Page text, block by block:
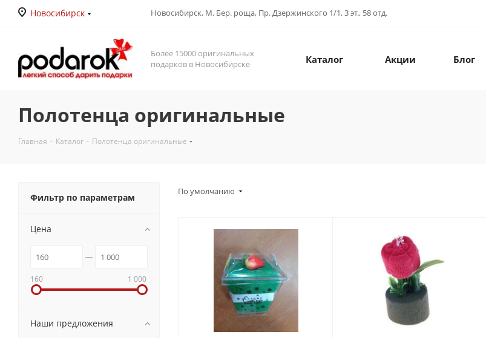
Новосибирск Новосибирск, М. Бер. роща, Пр. Дзержинского 1/1, 3 эт., 58 отд.
Более 15000 оригинальных
подарков в Новосибирске
Каталог Акции Блог
Полотенца оригинальные
Главная - Каталог - Полотенца оригинальные
По умолчанию
Фильтр по параметрам
Цена
160 1 000
Наши предложения